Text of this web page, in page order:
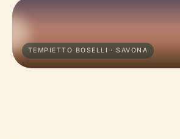
TEMPIETTO BOSELLI · SAVONA